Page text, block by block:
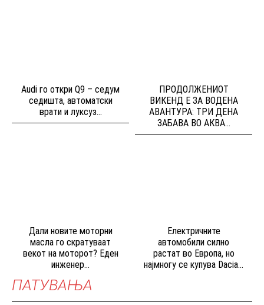
Audi го откри Q9 – седум
седишта, автоматски
врати и луксуз...
ПРОДОЛЖЕНИОТ
ВИКЕНД Е ЗА ВОДЕНА
АВАНТУРА: ТРИ ДЕНА
ЗАБАВА ВО АКВА...
Дали новите моторни
масла го скратуваат
векот на моторот? Еден
инженер...
Електричните
автомобили силно
растат во Европа, но
најмногу се купува Dacia...
ПАТУВАЊА